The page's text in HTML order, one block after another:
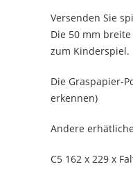
Versenden Sie
Die 50 mm
zum Kinderspiel.
Die Graspapier-
erkennen)
Andere
C5 162 x 229 x